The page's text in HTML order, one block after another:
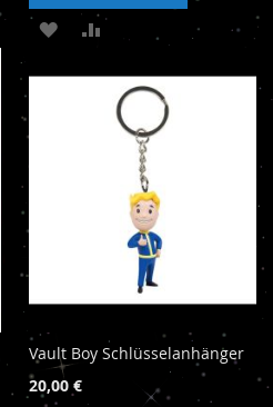
ZUR
HINZUFÜGEN
ZUR
HINZUFÜGEN
Vault Boy Schlüsselanhänger
20,00 €